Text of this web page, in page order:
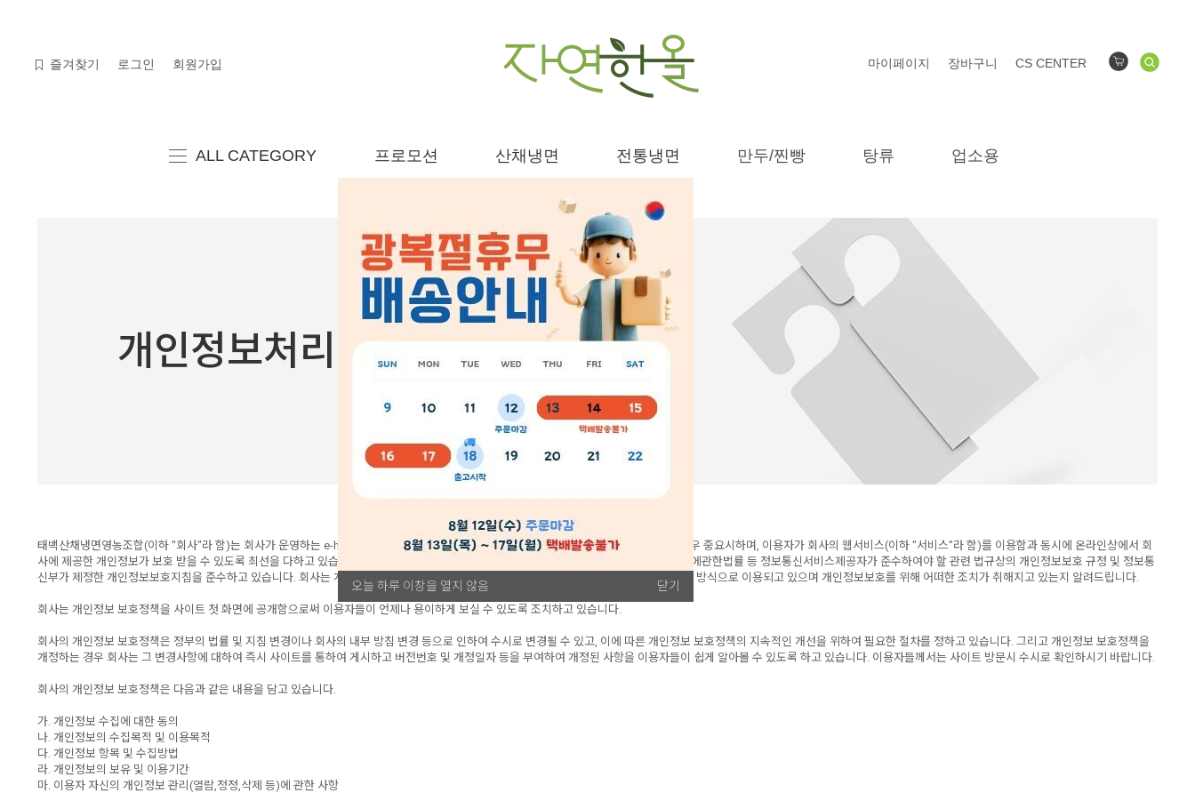
오늘 하루 이창을 열지 않음 닫기
즐겨찾기 로그인 회원가입 마이페이지 장바구니 CS CENTER
ALL CATEGORY 프로모션 산채냉면 전통냉면 만두/찐빵 탕류 업소용
개인정보처리방침
태백산채냉면영농조합(이하 "회사"라 함)는 회사가 운영하는 e-hiland.com(이하 "사이트"라 함)를 이용하는 이용자들의 개인정보보호를 매우 중요시하며, 이용자가 회사의 웹서비스(이하 "서비스"라 함)를 이용함과 동시에 온라인상에서 회
사에 제공한 개인정보가 보호 받을 수 있도록 최선을 다하고 있습니다. 이에 회사는 통신비밀보호법, 전기통신사업법, 정보통신망이용촉진등에관한법률 등 정보통신서비스제공자가 준수하여야 할 관련 법규상의 개인정보보호 규정 및 정보통
신부가 제정한 개인정보보호지침을 준수하고 있습니다. 회사는 개인정보 보호정책을 통하여 이용자들이 제공하는 개인정보가 어떠한 용도와 방식으로 이용되고 있으며 개인정보보호를 위해 어떠한 조치가 취해지고 있는지 알려드립니다.
회사는 개인정보 보호정책을 사이트 첫 화면에 공개함으로써 이용자들이 언제나 용이하게 보실 수 있도록 조치하고 있습니다.
회사의 개인정보 보호정책은 정부의 법률 및 지침 변경이나 회사의 내부 방침 변경 등으로 인하여 수시로 변경될 수 있고, 이에 따른 개인정보 보호정책의 지속적인 개선을 위하여 필요한 절차를 정하고 있습니다. 그리고 개인정보 보호정책을
개정하는 경우 회사는 그 변경사항에 대하여 즉시 사이트를 통하여 게시하고 버전번호 및 개정일자 등을 부여하여 개정된 사항을 이용자들이 쉽게 알아볼 수 있도록 하고 있습니다. 이용자들께서는 사이트 방문시 수시로 확인하시기 바랍니다.
회사의 개인정보 보호정책은 다음과 같은 내용을 담고 있습니다.
가. 개인정보 수집에 대한 동의
나. 개인정보의 수집목적 및 이용목적
다. 개인정보 항목 및 수집방법
라. 개인정보의 보유 및 이용기간
마. 이용자 자신의 개인정보 관리(열람,정정,삭제 등)에 관한 사항